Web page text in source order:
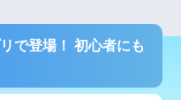
で登場！ 初心者にも